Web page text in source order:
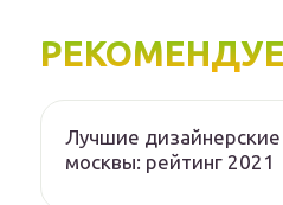
Лучшие дизайнерские
москвы: рейтинг 2021